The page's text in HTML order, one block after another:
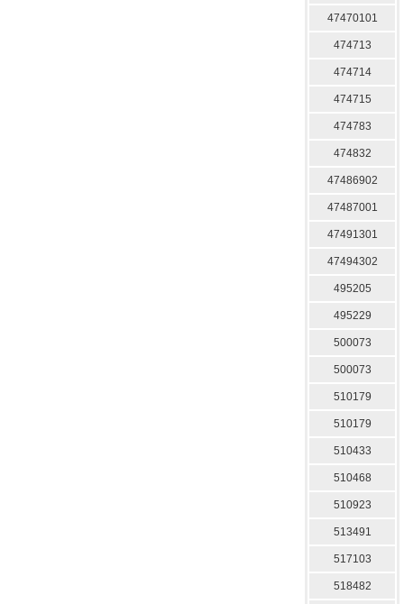
47470101
474713
474714
474715
474783
474832
47486902
47487001
47491301
47494302
495205
495229
500073
500073
510179
510179
510433
510468
510923
513491
517103
518482